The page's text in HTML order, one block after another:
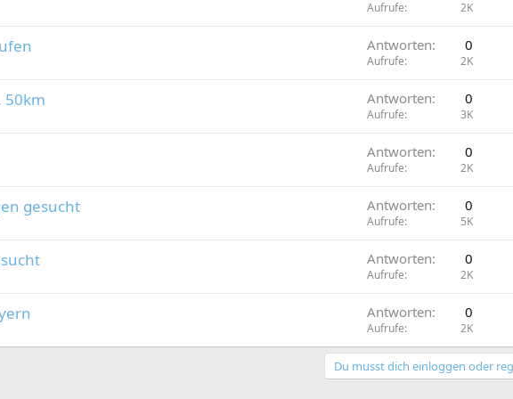
Aufrufe 2K
Antworten 0
Aufrufe 2K
50km Antworten 0
Aufrufe 3K
Antworten 0
Aufrufe 2K
gesucht Antworten 0
Aufrufe 5K
Antworten 0
Aufrufe 2K
Antworten 0
Aufrufe 2K
Du musst dich einloggen oder